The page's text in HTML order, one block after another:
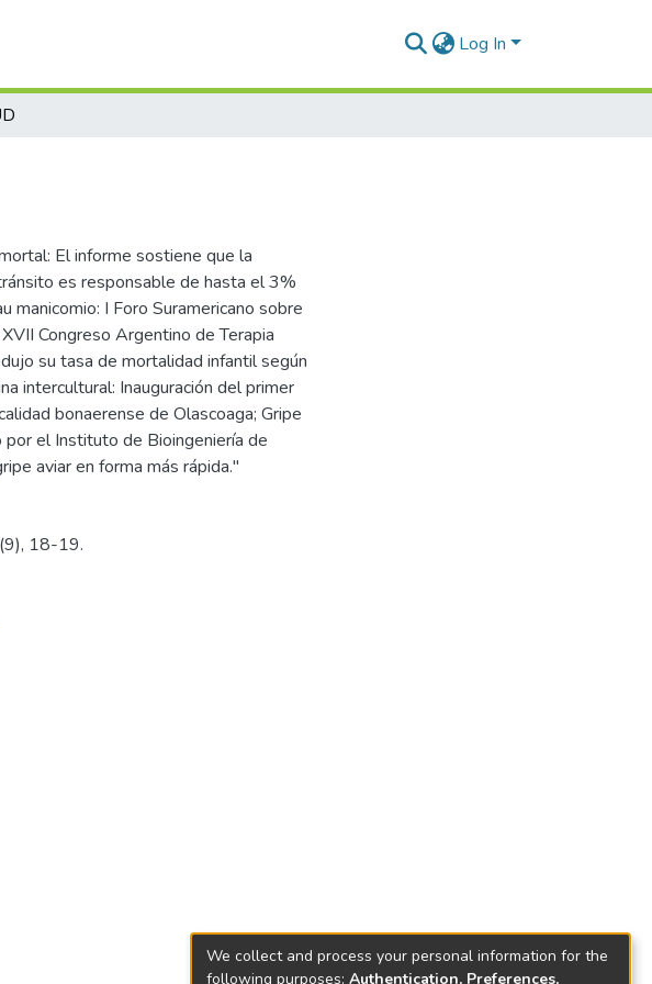
Log In
El informe sostiene que la
es responsable de hasta el 3%
manicomio: I Foro Suramericano sobre
Congreso Argentino de Terapia
su tasa de mortalidad infantil según
intercultural: Inauguración del primer
bonaerense de Olascoaga; Gripe
el Instituto de Bioingeniería de
aviar en forma más rápida."
18-19.
We collect and process your personal information for the
following purposes: Authentication, Preferences,